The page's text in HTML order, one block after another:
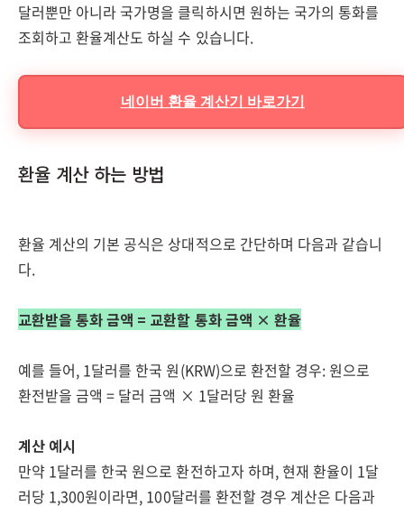
달러뿐만 아니라 국가명을 클릭하시면 원하는 국가의 통화를
조회하고 환율계산도 하실 수 있습니다.
네이버 환율 계산기 바로가기
환율 계산 하는 방법
환율 계산의 기본 공식은 상대적으로 간단하며 다음과 같습니
다.
교환받을 통화 금액 = 교환할 통화 금액 × 환율
예를 들어, 1달러를 한국 원(KRW)으로 환전할 경우: 원으로
환전받을 금액 = 달러 금액 × 1달러당 원 환율
계산 예시
만약 1달러를 한국 원으로 환전하고자 하며, 현재 환율이 1달
러당 1,300원이라면, 100달러를 환전할 경우 계산은 다음과